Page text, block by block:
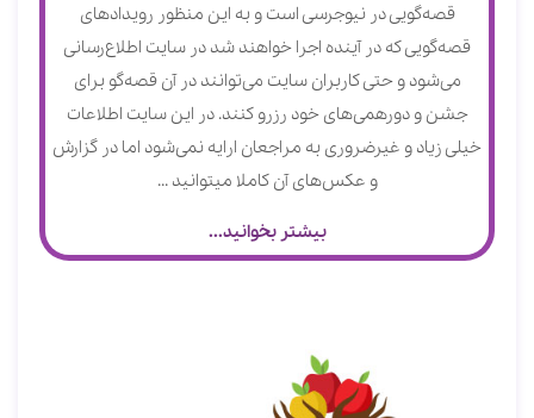
قصه‌گویی در نیوجرسی است و به این منظور رویدادهای
قصه‌گویی که در آینده اجرا خواهند شد در سایت اطلاع‌رسانی
می‌شود و حتی کاربران سایت می‌توانند در آن قصه‌گو برای
جشن و دورهمی‌های خود رزرو کنند. در این سایت اطلاعات
خیلی زیاد و غیرضروری به مراجعان ارایه نمی‌شود اما در گزارش
و عکس‌های آن کاملا می‎توانید ...
بیشتر بخوانید...